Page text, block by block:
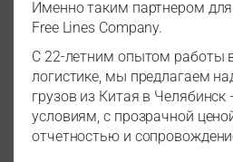
Именно таким партнером
Free Lines Company.
С 22-летним опытом работы
логистике, мы предлагаем
грузов из Китая в
условиям, с прозрачной
отчетностью и